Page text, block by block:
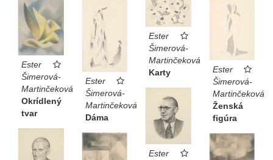
Ester
Šimerová-
Martinčeková
Okrídlený
tvar
Ester
Šimerová-
Martinčeková
Dáma
Ester
Šimerová-
Martinčeková
Karty
Ester
Šimerová-
Martinčeková
Ženská
figúra
Ester